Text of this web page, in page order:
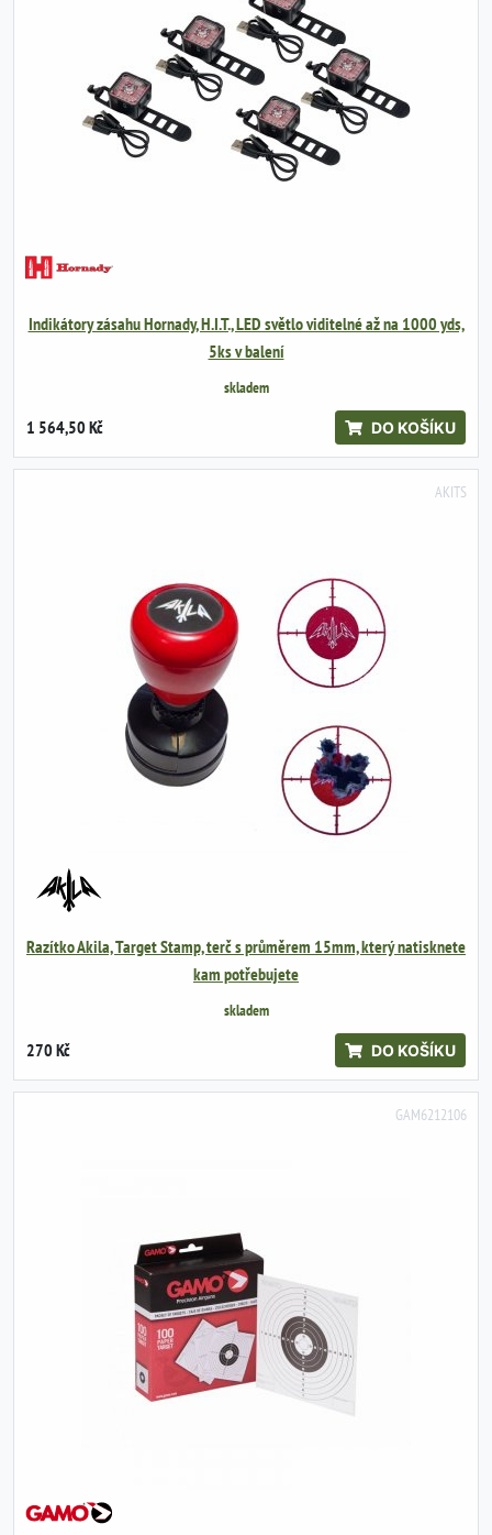
Indikátory zásahu Hornady, H.I.T., LED světlo viditelné až na 1000 yds,
5ks v balení
skladem
1 564,50 Kč DO KOŠÍKU
AKITS
Razítko Akila, Target Stamp, terč s průměrem 15mm, který natisknete
kam potřebujete
skladem
270 Kč DO KOŠÍKU
GAM6212106